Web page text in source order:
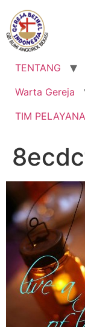
Lewati
konten
TENTANG
Warta Gereja
TIM